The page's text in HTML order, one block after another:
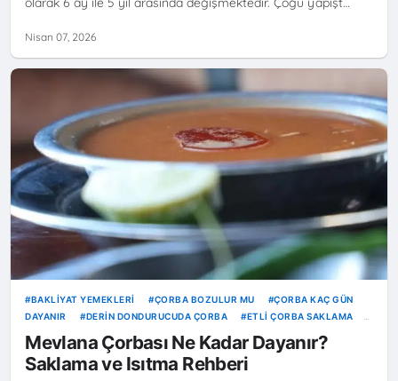
Nisan 07, 2026
BAKLIYAT YEMEKLERI ÇORBA BOZULUR MU
ÇORBA KAÇ GÜN
DAYANIR
DERIN DONDURUCUDA ÇORBA
ETLI ÇORBA SAKLAMA
GIDA ZEHIRLENMESI
MEVLANA ÇORBASI
YEMEK ISITMA
YEMEK SAKLAMA KURALLARI
Mevlana Çorbası Ne Kadar Dayanır?
Saklama ve Isıtma Rehberi